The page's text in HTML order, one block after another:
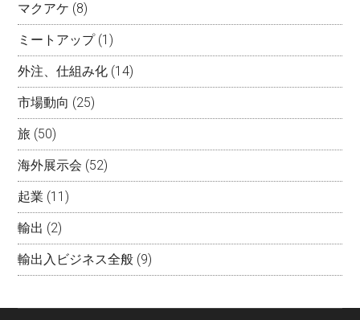
マクアケ (8)
ミートアップ(1)
外注、仕組み化 (14)
市場動向 (25)
旅 (50)
海外展示会 (52)
起業 (11)
輸出 (2)
輸出入ビジネス全般 (9)